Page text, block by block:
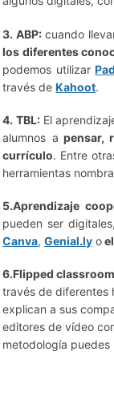
3. ABP:cuando
los diferentes
podemos utilizar
través deKahoot.
4. TBL:El
alumnos a pensar,
currículo. Entre
herramientas
5.Aprendizaje
pueden ser
Canva,Genial.ly o
6.Flipped
través de diferentes
explican a sus
editores de vídeo
metodología